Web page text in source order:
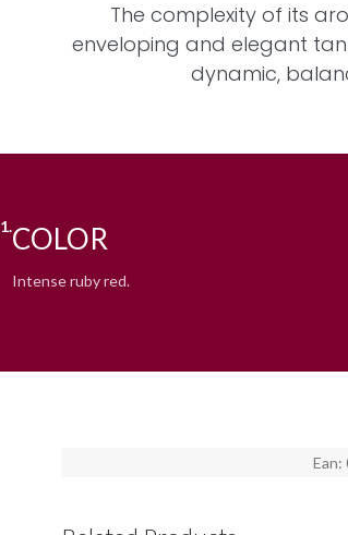
The complexity of its
enveloping and elegant
dynamic,
1.COLOR
Intense ruby red.
Ean: